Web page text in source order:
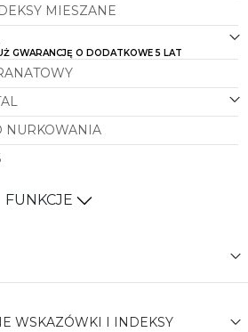
MIESZANE
GWARANCJĘ O DODATKOWE 5 LAT
NURKOWANIA
FUNKCJE
WSKAZÓWKI I INDEKSY